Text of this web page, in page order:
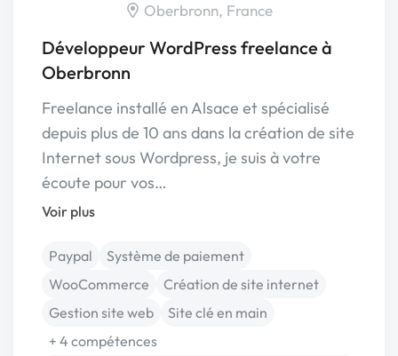
Oberbronn, France
Développeur WordPress freelance à
Oberbronn
Freelance installé en Alsace et spécialisé
depuis plus de 10 ans dans la création de site
Internet sous Wordpress, je suis à votre
écoute pour vos…
Voir plus
Paypal
Système de paiement
WooCommerce
Création de site internet
Gestion site web
Site clé en main
+ 4 compétences